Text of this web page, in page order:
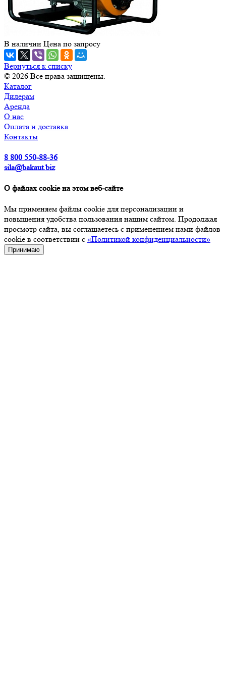
В наличии Цена по запросу
Вернуться к списку
© 2026 Все права защищены.
Каталог
Дилерам
Аренда
О нас
Оплата и доставка
Контакты
8 800 550-88-36
sila@bakaut.biz
О файлах cookie на этом веб-сайте
Мы применяем файлы cookie для персонализации и
повышения удобства пользования нашим сайтом. Продолжая
просмотр сайта, вы соглашаетесь с применением нами файлов
cookie в соответствии с «Политикой конфиденциальности»
Принимаю